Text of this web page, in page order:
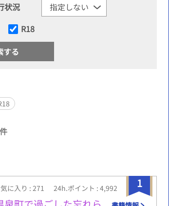
状況
R18
件
1
に入り : 271 24h.ポイント : 4,992